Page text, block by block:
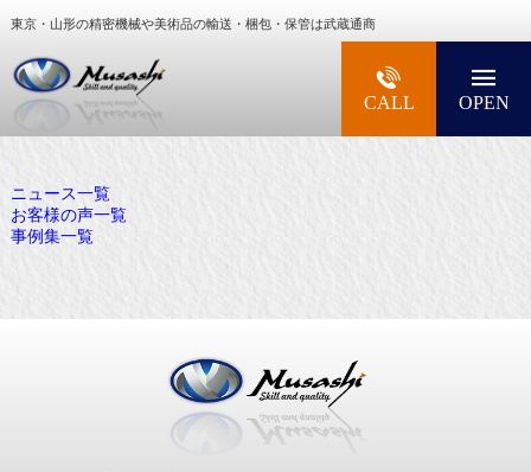
東京・山形の精密機械や美術品の輸送・梱包・保管は武蔵通商
大型精密機械・美術品・高級楽器の梱包・輸送
CALL OPEN
ニュース一覧
お客様の声一覧
事例集一覧